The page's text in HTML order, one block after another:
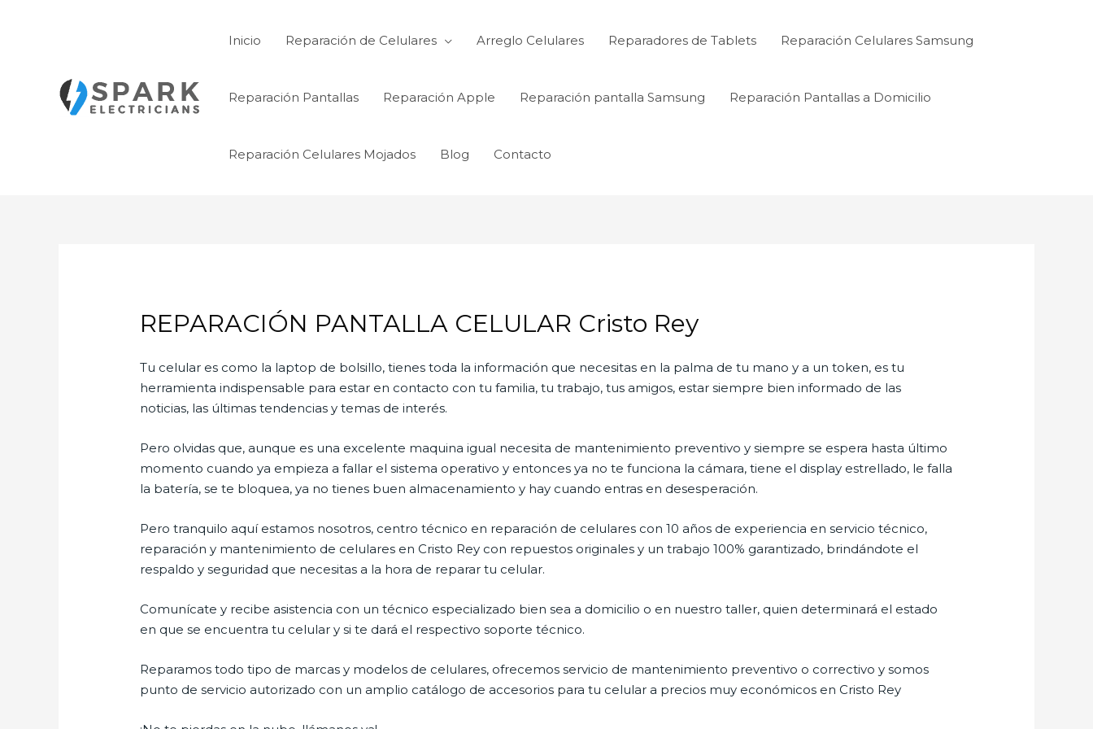
Inicio Reparación de Celulares Arreglo Celulares Reparadores de Tablets Reparación Celulares Samsung
Reparación Pantallas Reparación Apple Reparación pantalla Samsung Reparación Pantallas a Domicilio
Reparación Celulares Mojados Blog Contacto
REPARACIÓN PANTALLA CELULAR Cristo Rey
Tu celular es como la laptop de bolsillo, tienes toda la información que necesitas en la palma de tu mano y a un token, es tu
herramienta indispensable para estar en contacto con tu familia, tu trabajo, tus amigos, estar siempre bien informado de las
noticias, las últimas tendencias y temas de interés.
Pero olvidas que, aunque es una excelente maquina igual necesita de mantenimiento preventivo y siempre se espera hasta último
momento cuando ya empieza a fallar el sistema operativo y entonces ya no te funciona la cámara, tiene el display estrellado, le falla
la batería, se te bloquea, ya no tienes buen almacenamiento y hay cuando entras en desesperación.
Pero tranquilo aquí estamos nosotros, centro técnico en reparación de celulares con 10 años de experiencia en servicio técnico,
reparación y mantenimiento de celulares en Cristo Rey con repuestos originales y un trabajo 100% garantizado, brindándote el
respaldo y seguridad que necesitas a la hora de reparar tu celular.
Comunícate y recibe asistencia con un técnico especializado bien sea a domicilio o en nuestro taller, quien determinará el estado
en que se encuentra tu celular y si te dará el respectivo soporte técnico.
Reparamos todo tipo de marcas y modelos de celulares, ofrecemos servicio de mantenimiento preventivo o correctivo y somos
punto de servicio autorizado con un amplio catálogo de accesorios para tu celular a precios muy económicos en Cristo Rey